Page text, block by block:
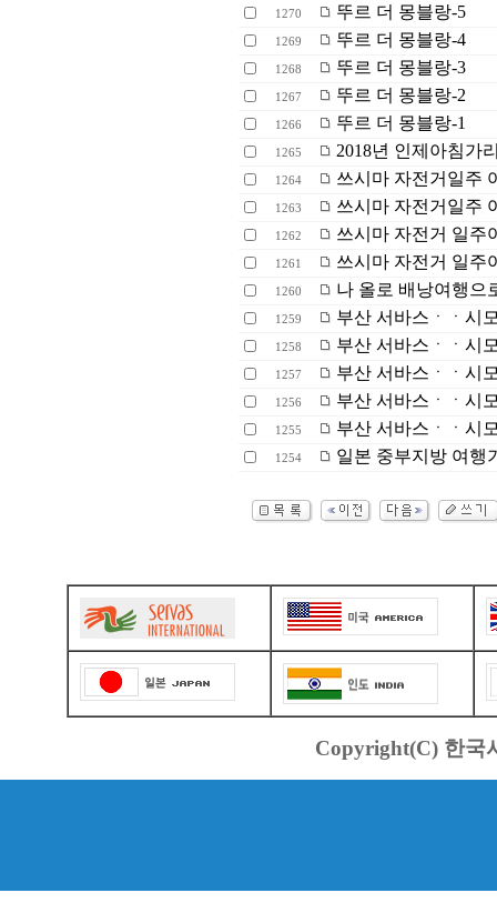
1270 뚜르 더 몽블랑-5
1269 뚜르 더 몽블랑-4
1268 뚜르 더 몽블랑-3
1267 뚜르 더 몽블랑-2
1266 뚜르 더 몽블랑-1
1265 2018년 인제아침가
1264 쓰시마 자전거일주
1263 쓰시마 자전거일주
1262 쓰시마 자전거 일주
1261 쓰시마 자전거 일주
1260 나 올로 배낭여행으
1259 부산 서바스ㆍㆍ시
1258 부산 서바스ㆍㆍ시
1257 부산 서바스ㆍㆍ시
1256 부산 서바스ㆍㆍ시
1255 부산 서바스ㆍㆍ시
1254 일본 중부지방 여행
Copyright(C) 한국